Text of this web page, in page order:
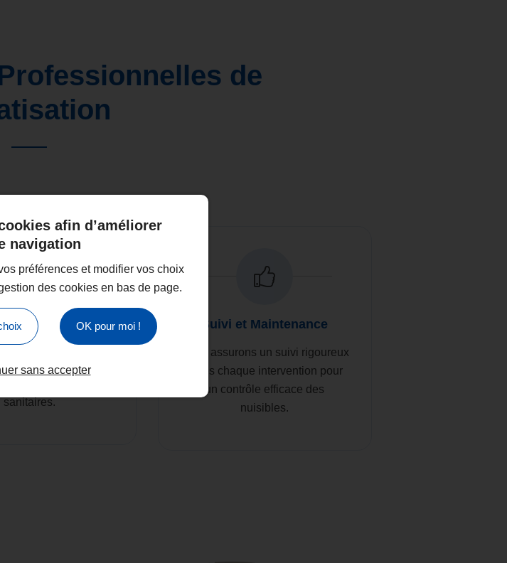
de
respectent
sanitaires.
Suivi et Maintenance
Nous assurons un suivi rigoureux
après chaque intervention pour
un contrôle efficace des
nuisibles.
afin d’améliorer
navigation
préférences et modifier vos choix
des cookies en bas de page.
OK pour moi !
sans accepter